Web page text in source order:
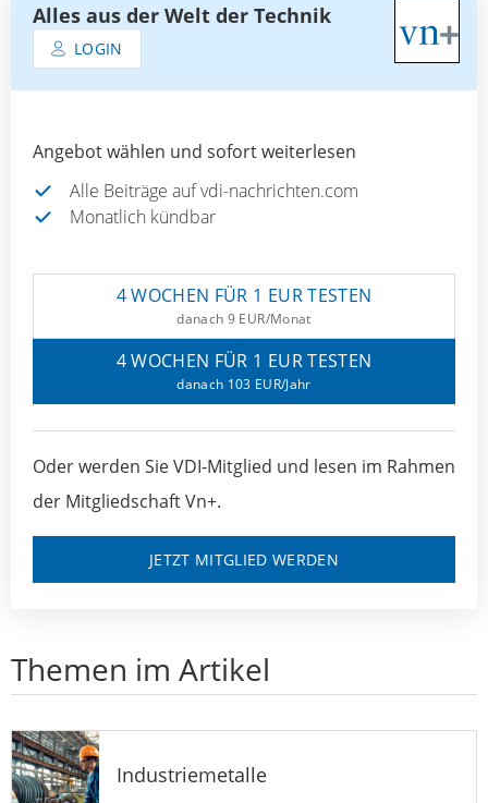
Alles aus der Welt der Technik
LOGIN
Angebot wählen und sofort weiterlesen
Alle Beiträge auf vdi-nachrichten.com
Monatlich kündbar
4 WOCHEN FÜR 1 EUR TESTEN
danach 9 EUR/Monat
4 WOCHEN FÜR 1 EUR TESTEN
danach 103 EUR/Jahr
Oder werden Sie VDI-Mitglied und lesen im Rahmen
der Mitgliedschaft Vn+.
JETZT MITGLIED WERDEN
Themen im Artikel
Industriemetalle